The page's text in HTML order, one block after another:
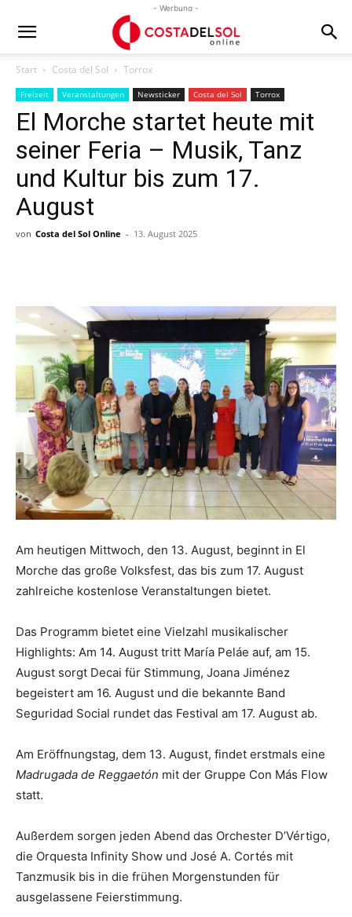
- Werbung -
Start Costa del Sol Torrox
Freizeit Veranstaltungen Newsticker Costa del Sol Torrox
El Morche startet heute mit
seiner Feria – Musik, Tanz
und Kultur bis zum 17.
August
von Costa del Sol Online - 13. August 2025
Am heutigen Mittwoch, den 13. August, beginnt in El
Morche das große Volksfest, das bis zum 17. August
zahlreiche kostenlose Veranstaltungen bietet.
Das Programm bietet eine Vielzahl musikalischer
Highlights: Am 14. August tritt María Peláe auf, am 15.
August sorgt Decai für Stimmung, Joana Jiménez
begeistert am 16. August und die bekannte Band
Seguridad Social rundet das Festival am 17. August ab.
Am Eröffnungstag, dem 13. August, findet erstmals eine
Madrugada de Reggaetón mit der Gruppe Con Más Flow
statt.
Außerdem sorgen jeden Abend das Orchester D’Vértigo,
die Orquesta Infinity Show und José A. Cortés mit
Tanzmusik bis in die frühen Morgenstunden für
ausgelassene Feierstimmung.